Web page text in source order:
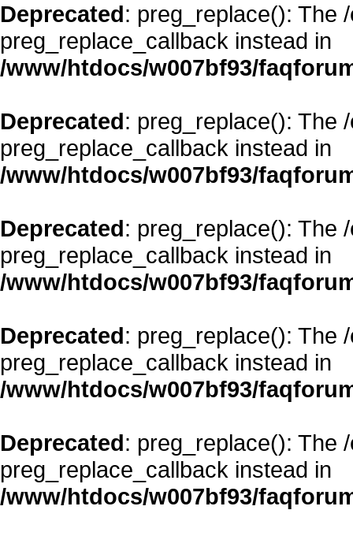
Deprecated: preg_replace(): The
preg_replace_callback instead in
/www/htdocs/w007bf93/
Deprecated: preg_replace(): The
preg_replace_callback instead in
/www/htdocs/w007bf93/
Deprecated: preg_replace(): The
preg_replace_callback instead in
/www/htdocs/w007bf93/
Deprecated: preg_replace(): The
preg_replace_callback instead in
/www/htdocs/w007bf93/
Deprecated: preg_replace(): The
preg_replace_callback instead in
/www/htdocs/w007bf93/